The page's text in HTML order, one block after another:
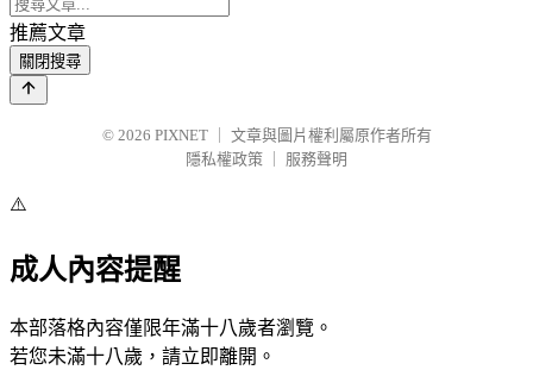
推薦文章
關閉搜尋
© 2026 PIXNET
文章與圖片權利屬原作者所有
隱私權政策
服務聲明
⚠️
成人內容提醒
本部落格內容僅限年滿十八歲者瀏覽。
若您未滿十八歲，請立即離開。